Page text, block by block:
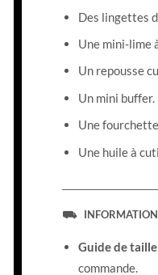
Des lingettes
Une mini-lime
Un repousse
Un mini buffer.
Une
Une huile à
⛟ INFORMATIONS
Guide de
commande.